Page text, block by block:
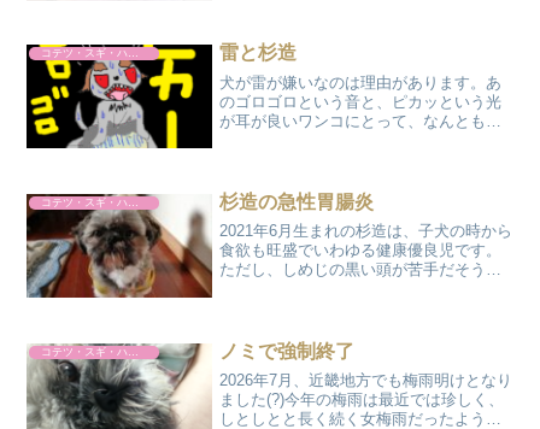
ほどけて、中に...
コテツ・スギ・ハルト 雷と杉造
犬が雷が嫌いなのは理由があります。あ
のゴロゴロという音と、ピカッという光
が耳が良いワンコにとって、なんとも恐
せん。一方、現役バリバ...
杉造の急性胃腸炎
2021年6月生まれの杉造は、子犬の時から
食欲も旺盛でいわゆる健康優良児です。
ただし、しめじの黒い頭が苦手だそう。
飛び上がっています...
ノミで強制終了
2026年7月、近畿地方でも梅雨明けとなり
ました(?)今年の梅雨は最近では珍しく、
しとしとと長く続く女梅雨だったように